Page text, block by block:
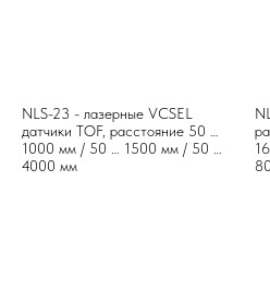
NLS-23 - лазерные VCSEL
датчики TOF, расстояние 50 …
1000 мм / 50 … 1500 мм / 50 …
4000 мм